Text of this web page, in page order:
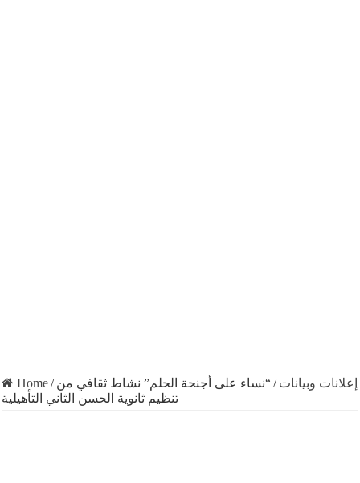
Home/ إعلانات وبيانات /“نساء على أجنحة الحلم” نشاط ثقافي من
تنظيم ثانوية الحسن الثاني التأهيلية